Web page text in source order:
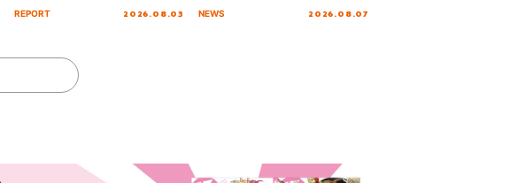
REPORT 2026.08.03 NEWS 2026.08.07